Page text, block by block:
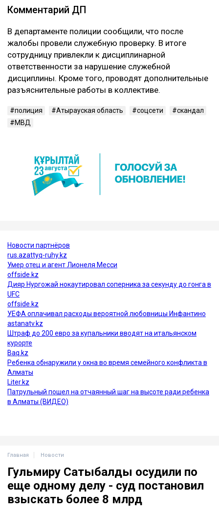
Комментарий ДП
В департаменте полиции сообщили, что после
жалобы провели служебную проверку. В итоге
сотрудницу привлекли к дисциплинарной
ответственности за нарушение служебной
дисциплины. Кроме того, проводят дополнительные
разъяснительные работы в коллективе.
полиция Атырауская область соцсети
скандал
МВД